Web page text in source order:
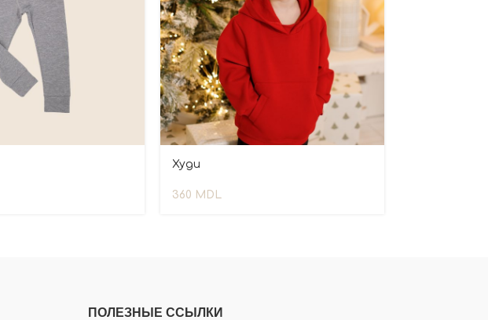
Худи
360 MDL
ПОЛЕЗНЫЕ ССЫЛКИ